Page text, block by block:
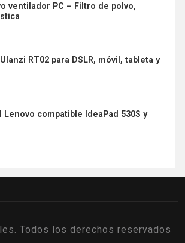
ventilador PC – Filtro de polvo,
RT02 para DSLR, móvil, tableta y
Lenovo compatible IdeaPad 530S y
Todos los derechos reservados